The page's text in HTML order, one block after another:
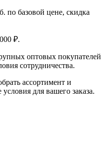
по базовой цене, скидка
₽.
оптовых покупателей
сотрудничества.
ассортимент и
для вашего заказа.